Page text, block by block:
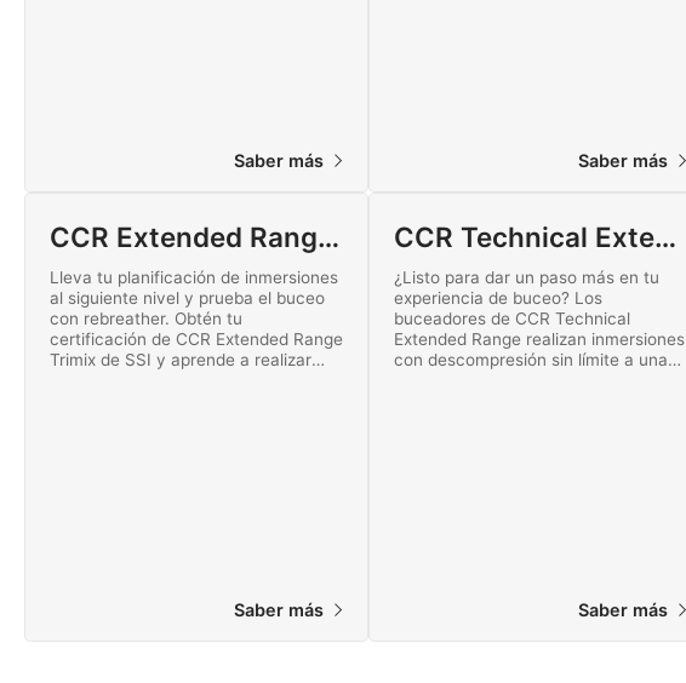
Saber más Saber más
CCR Extended Range Trimix
Lleva tu planificación de inmersiones
al siguiente nivel y prueba el buceo
con rebreather. Obtén tu
certificación de CCR Extended Range
Trimix de SSI y aprende a realizar
Saber más
CCR Technical Extended Range
¿Listo para dar un paso más en tu
experiencia de buceo? Los
buceadores de CCR Technical
Extended Range realizan inmersiones
con descompresión sin límite a una
Saber más